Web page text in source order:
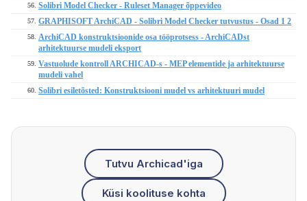
56. Solibri Model Checker - Ruleset Manager õppevideo
57. GRAPHISOFT ArchiCAD - Solibri Model Checker tutvustus - Osad 1 2
58. ArchiCAD konstruktsioonide osa tööprotsess - ArchiCADst
arhitektuurse mudeli eksport
59. Vastuolude kontroll ARCHICAD-s - MEP elementide ja arhitektuurse
mudeli vahel
60. Solibri esiletõsted: Konstruktsiooni mudel vs arhitektuuri mudel
Tutvu Archicad'iga
Küsi koolituse kohta